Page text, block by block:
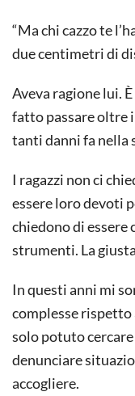
“Ma chi cazzo te
due centimetri di
Aveva ragione lui.
fatto passare oltre
tanti danni fa nella
I ragazzi non ci
essere loro devoti
chiedono di
strumenti. La
In questi anni mi
complesse
solo potuto
denunciare
accogliere.